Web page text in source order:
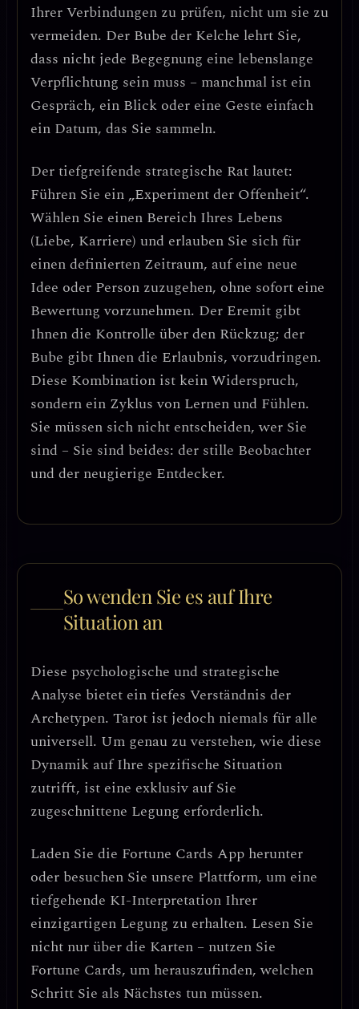
Ihrer Verbindungen zu prüfen, nicht um sie zu
vermeiden. Der Bube der Kelche lehrt Sie,
dass nicht jede Begegnung eine lebenslange
Verpflichtung sein muss – manchmal ist ein
Gespräch, ein Blick oder eine Geste einfach
ein Datum, das Sie sammeln.
Der tiefgreifende strategische Rat lautet:
Führen Sie ein „Experiment der Offenheit“.
Wählen Sie einen Bereich Ihres Lebens
(Liebe, Karriere) und erlauben Sie sich für
einen definierten Zeitraum, auf eine neue
Idee oder Person zuzugehen, ohne sofort eine
Bewertung vorzunehmen. Der Eremit gibt
Ihnen die Kontrolle über den Rückzug; der
Bube gibt Ihnen die Erlaubnis, vorzudringen.
Diese Kombination ist kein Widerspruch,
sondern ein Zyklus von Lernen und Fühlen.
Sie müssen sich nicht entscheiden, wer Sie
sind – Sie sind beides: der stille Beobachter
und der neugierige Entdecker.
So wenden Sie es auf Ihre
Situation an
Diese psychologische und strategische
Analyse bietet ein tiefes Verständnis der
Archetypen. Tarot ist jedoch niemals für alle
universell. Um genau zu verstehen, wie diese
Dynamik auf Ihre spezifische Situation
zutrifft, ist eine exklusiv auf Sie
zugeschnittene Legung erforderlich.
Laden Sie die Fortune Cards App herunter
oder besuchen Sie unsere Plattform, um eine
tiefgehende KI-Interpretation Ihrer
einzigartigen Legung zu erhalten. Lesen Sie
nicht nur über die Karten – nutzen Sie
Fortune Cards, um herauszufinden, welchen
Schritt Sie als Nächstes tun müssen.